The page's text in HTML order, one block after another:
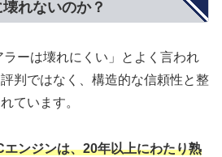
れないのか？
ラーは壊れにくい」とよく言われ
判ではなく、構造的な信頼性と整
ています。
ンジンは、20年以上にわたり熟